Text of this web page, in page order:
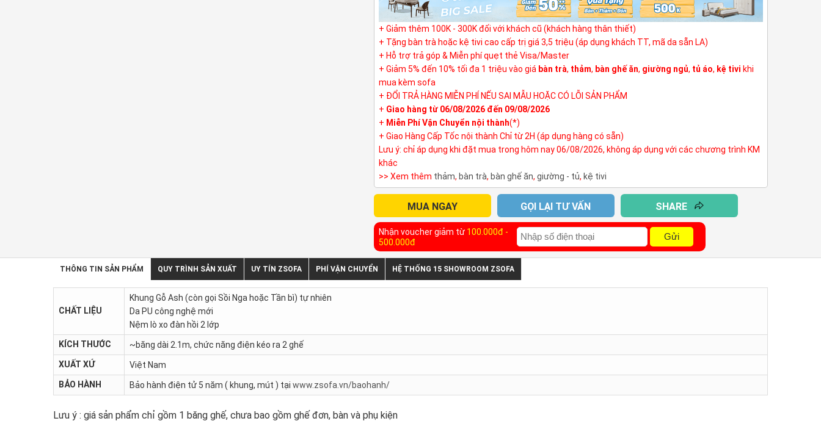
+ Giảm thêm 100K - 300K đối với khách cũ (khách hàng thân thiết)
+ Tặng bàn trà hoặc kệ tivi cao cấp trị giá 3,5 triệu (áp dụng khách TT, mã da sẵn LA)
+ Hỗ trợ trả góp & Miễn phí quẹt thẻ Visa/Master
+ Giảm 5% đến 10% tối đa 1 triệu vào giá bàn trà, thảm, bàn ghế ăn, giường ngủ, tủ áo, kệ tivi khi
mua kèm sofa
+ ĐỔI TRẢ HÀNG MIỄN PHÍ NẾU SAI MẪU HOẶC CÓ LỖI SẢN PHẨM
+ Giao hàng từ 06/08/2026 đến 09/08/2026
+ Miễn Phí Vận Chuyển nội thành(*)
+ Giao Hàng Cấp Tốc nội thành Chỉ từ 2H (áp dụng hàng có sẵn)
Lưu ý: chỉ áp dụng khi đặt mua trong hôm nay 06/08/2026, không áp dụng với các chương trình KM
khác
>> Xem thêm thảm, bàn trà, bàn ghế ăn, giường - tủ, kệ tivi
MUA NGAY GỌI LẠI TƯ VẤN SHARE
Nhận voucher giảm từ 100.000đ -
500.000đ
Gửi
THÔNG TIN SẢN PHẨM QUY TRÌNH SẢN XUẤT UY TÍN ZSOFA PHÍ VẬN CHUYỂN HỆ THỐNG 15 SHOWROOM ZSOFA
CHẤT LIỆU
Khung Gỗ Ash (còn gọi Sồi Nga hoặc Tần bì) tự nhiên
Da PU công nghệ mới
Nệm lò xo đàn hồi 2 lớp
KÍCH THƯỚC
~băng dài 2.1m, chức năng điện kéo ra 2 ghế
XUẤT XỨ
Việt Nam
BẢO HÀNH
Bảo hành điện tử 5 năm ( khung, mút ) tại www.zsofa.vn/baohanh/
Lưu ý : giá sản phẩm chỉ gồm 1 băng ghế, chưa bao gồm ghế đơn, bàn và phụ kiện